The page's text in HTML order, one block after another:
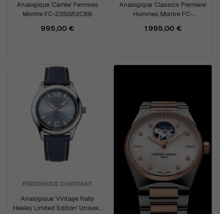
Analogique 'Carrée' Femmes
Montre FC-235GR2C6B
995,00 €
Analogique 'Classics Premiere'
Hommes Montre FC-
1 995,00 €
FREDERIQUE CONSTANT
Analogique 'Vintage Rally
Healey Limited Edition' Unisexe